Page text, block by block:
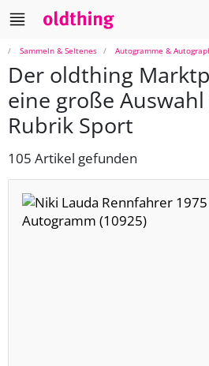
Sammeln & Seltenes Autogramme &
Der oldthing
eine große
Rubrik Sport
105 Artikel gefunden